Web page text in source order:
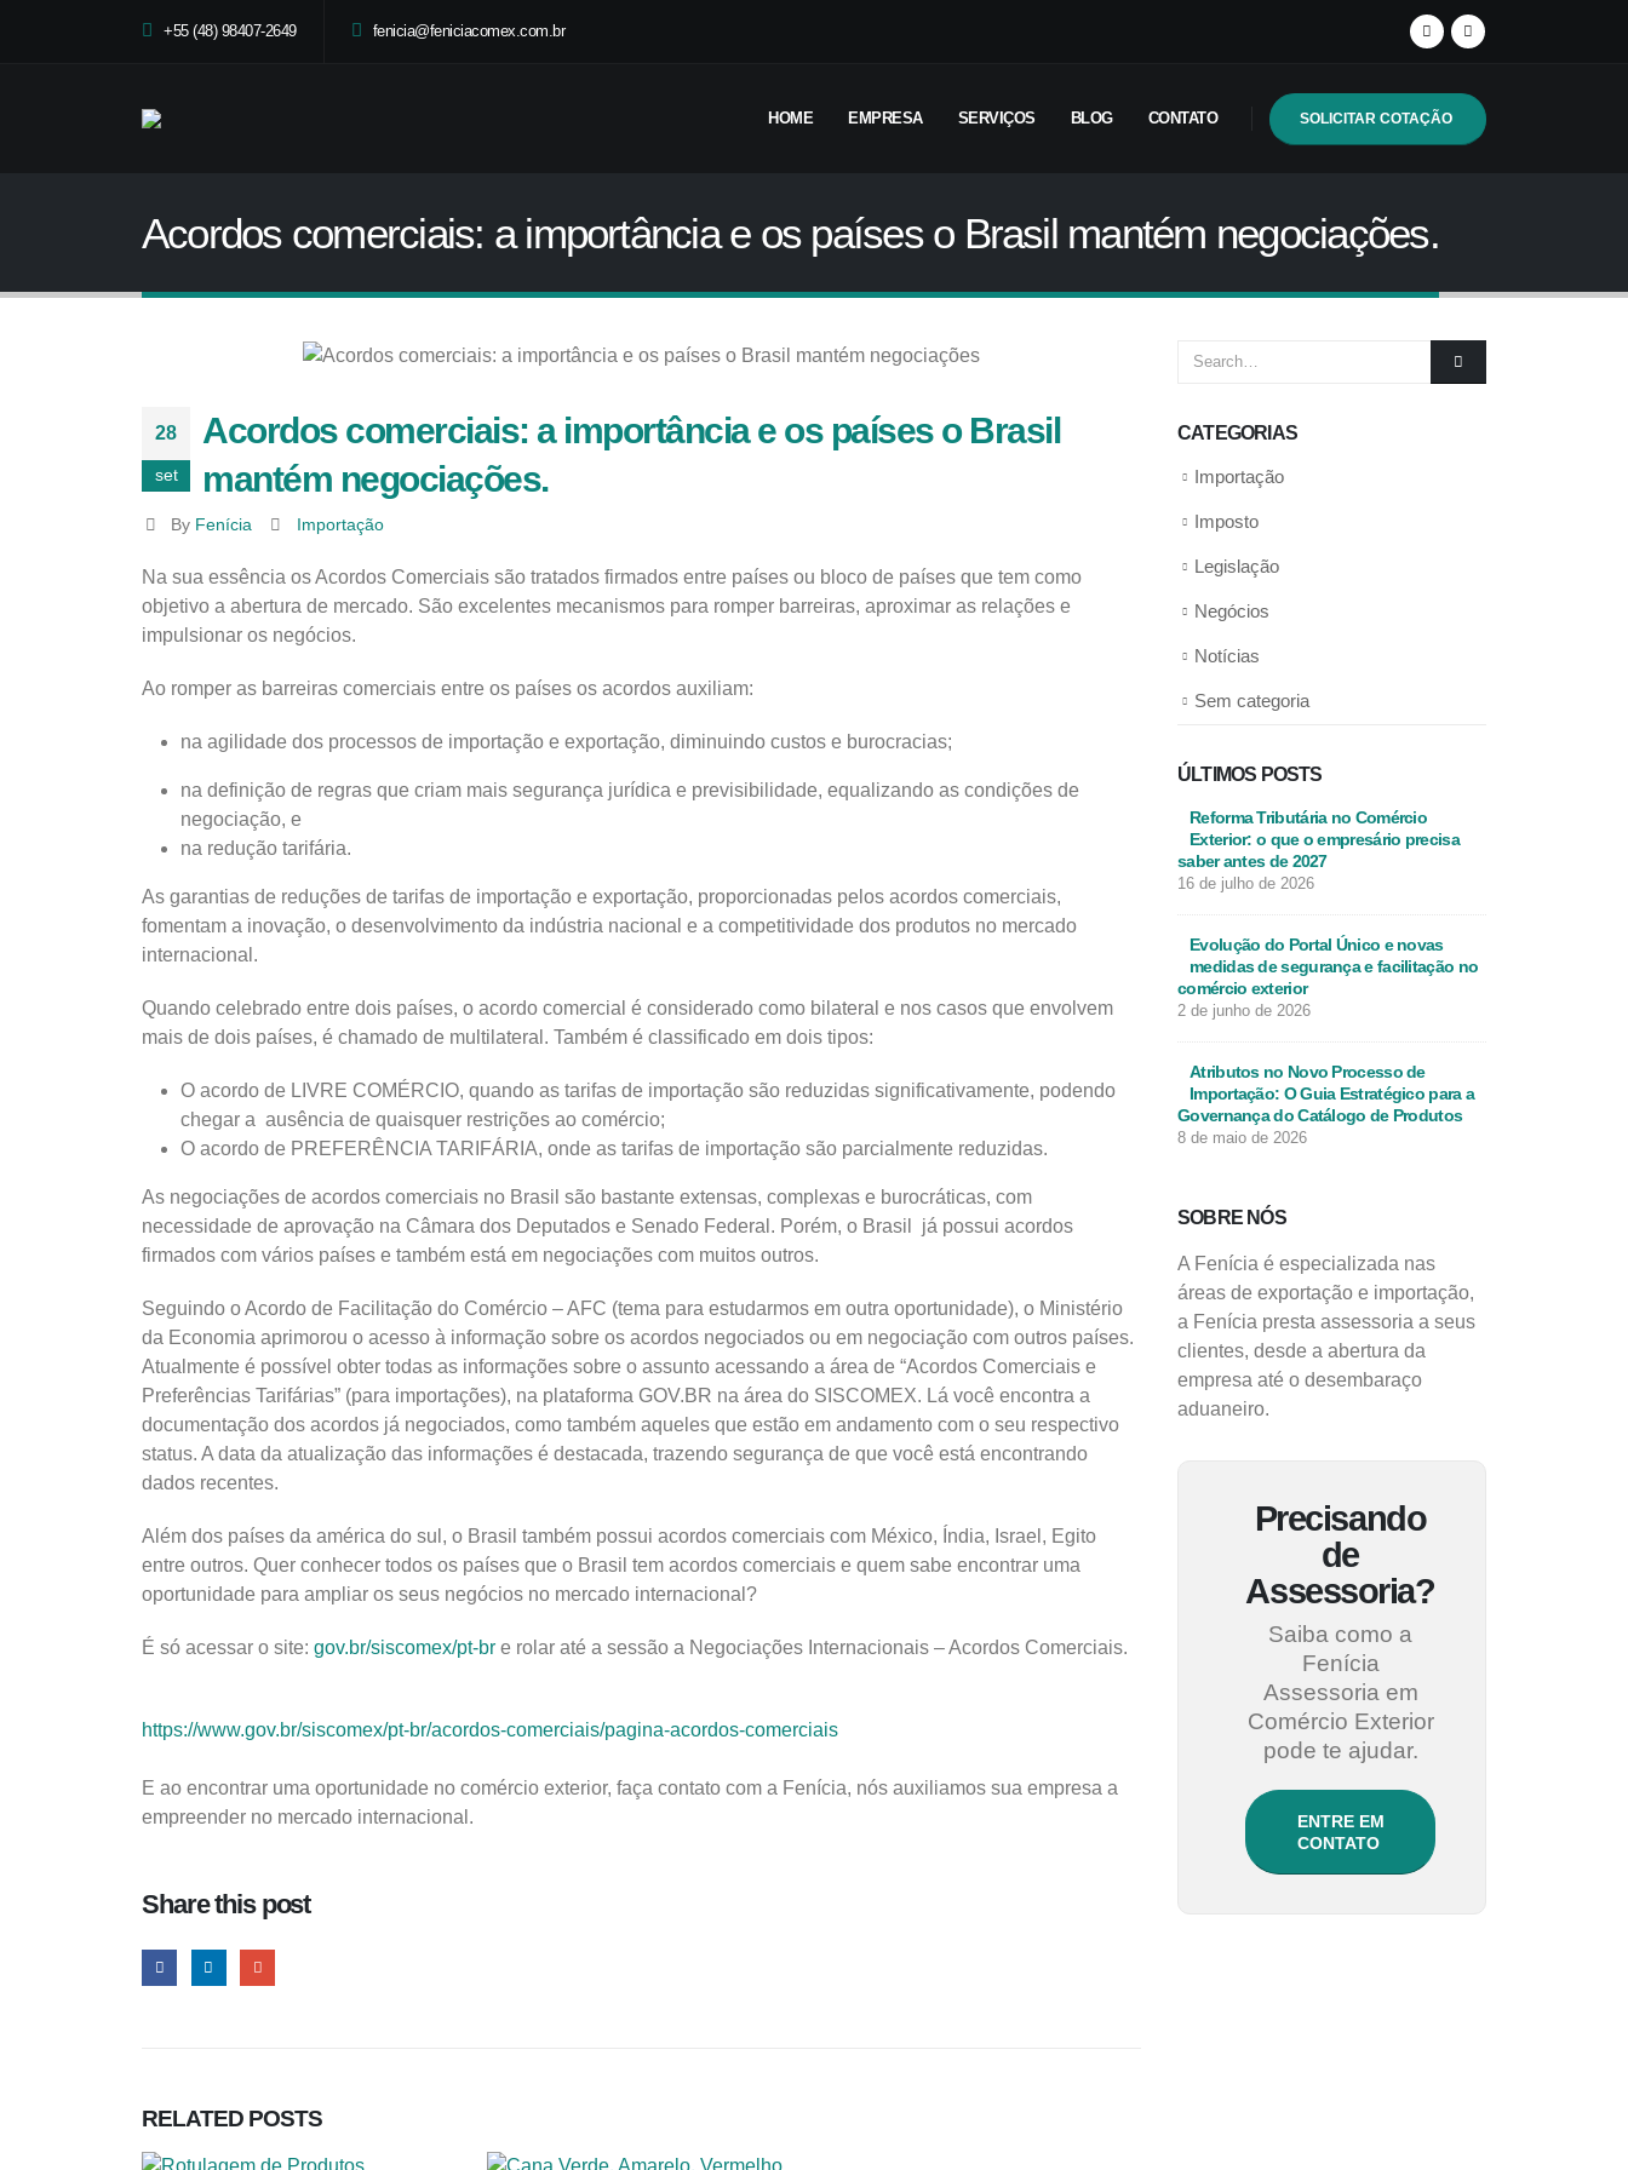
+55 (48) 98407-2649 fenicia@feniciacomex.com.br
HOME EMPRESA SERVIÇOS BLOG CONTATO SOLICITAR COTAÇÃO
Acordos comerciais: a importância e os países o Brasil mantém negociações.
28
set
Acordos comerciais: a importância e os países o Brasil
mantém negociações.
By Fenícia Importação
Na sua essência os Acordos Comerciais são tratados firmados entre países ou bloco de países que tem como
objetivo a abertura de mercado. São excelentes mecanismos para romper barreiras, aproximar as relações e
impulsionar os negócios.
Ao romper as barreiras comerciais entre os países os acordos auxiliam:
na agilidade dos processos de importação e exportação, diminuindo custos e burocracias;
na definição de regras que criam mais segurança jurídica e previsibilidade, equalizando as condições de
negociação, e
na redução tarifária.
As garantias de reduções de tarifas de importação e exportação, proporcionadas pelos acordos comerciais,
fomentam a inovação, o desenvolvimento da indústria nacional e a competitividade dos produtos no mercado
internacional.
Quando celebrado entre dois países, o acordo comercial é considerado como bilateral e nos casos que envolvem
mais de dois países, é chamado de multilateral. Também é classificado em dois tipos:
O acordo de LIVRE COMÉRCIO, quando as tarifas de importação são reduzidas significativamente, podendo
chegar a ausência de quaisquer restrições ao comércio;
O acordo de PREFERÊNCIA TARIFÁRIA, onde as tarifas de importação são parcialmente reduzidas.
As negociações de acordos comerciais no Brasil são bastante extensas, complexas e burocráticas, com
necessidade de aprovação na Câmara dos Deputados e Senado Federal. Porém, o Brasil já possui acordos
firmados com vários países e também está em negociações com muitos outros.
Seguindo o Acordo de Facilitação do Comércio – AFC (tema para estudarmos em outra oportunidade), o Ministério
da Economia aprimorou o acesso à informação sobre os acordos negociados ou em negociação com outros países.
Atualmente é possível obter todas as informações sobre o assunto acessando a área de “Acordos Comerciais e
Preferências Tarifárias” (para importações), na plataforma GOV.BR na área do SISCOMEX. Lá você encontra a
documentação dos acordos já negociados, como também aqueles que estão em andamento com o seu respectivo
status. A data da atualização das informações é destacada, trazendo segurança de que você está encontrando
dados recentes.
Além dos países da américa do sul, o Brasil também possui acordos comerciais com México, Índia, Israel, Egito
entre outros. Quer conhecer todos os países que o Brasil tem acordos comerciais e quem sabe encontrar uma
oportunidade para ampliar os seus negócios no mercado internacional?
É só acessar o site: gov.br/siscomex/pt-br e rolar até a sessão a Negociações Internacionais – Acordos Comerciais.
https://www.gov.br/siscomex/pt-br/acordos-comerciais/pagina-acordos-comerciais
E ao encontrar uma oportunidade no comércio exterior, faça contato com a Fenícia, nós auxiliamos sua empresa a
empreender no mercado internacional.
Share this post
RELATED POSTS
CATEGORIAS
Importação
Imposto
Legislação
Negócios
Notícias
Sem categoria
ÚLTIMOS POSTS
Reforma Tributária no Comércio
Exterior: o que o empresário precisa
saber antes de 2027
16 de julho de 2026
Evolução do Portal Único e novas
medidas de segurança e facilitação no
comércio exterior
2 de junho de 2026
Atributos no Novo Processo de
Importação: O Guia Estratégico para a
Governança do Catálogo de Produtos
8 de maio de 2026
SOBRE NÓS
A Fenícia é especializada nas
áreas de exportação e importação,
a Fenícia presta assessoria a seus
clientes, desde a abertura da
empresa até o desembaraço
aduaneiro.
Precisando
de
Assessoria?
Saiba como a
Fenícia
Assessoria em
Comércio Exterior
pode te ajudar.
ENTRE EM
CONTATO